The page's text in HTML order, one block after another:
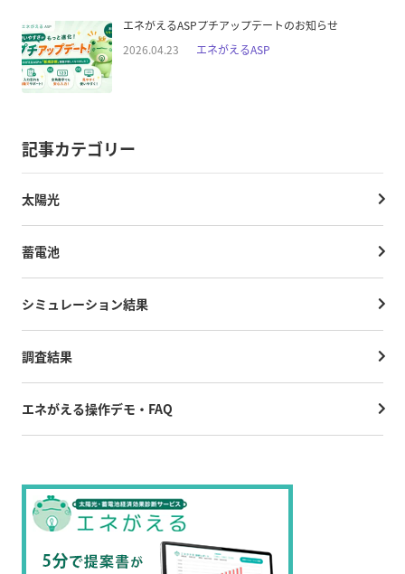
エネがえるASPプチアップデートのお知らせ
2026.04.23
エネがえるASP
記事カテゴリー
太陽光
蓄電池
シミュレーション結果
調査結果
エネがえる操作デモ・FAQ